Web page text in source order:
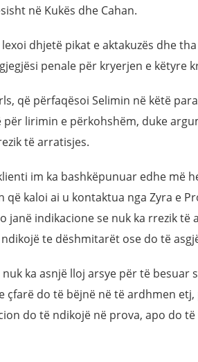
në Kukës dhe Cahan.
dhjetë pikat e aktakuzës dhe
penale për kryerjen e këtyre
që përfaqësoi Selimin në këtë
për lirimin e përkohshëm, duke
të arratisjes.
im ka bashkëpunuar edhe më
që kaloi ai u kontaktua nga Zyra e
janë indikacione se nuk ka rrezik të
te dëshmitarët ose do të
ka asnjë lloj arsye për të besuar
çfarë do të bëjnë në të ardhmen
do të ndikojë në prova, apo do